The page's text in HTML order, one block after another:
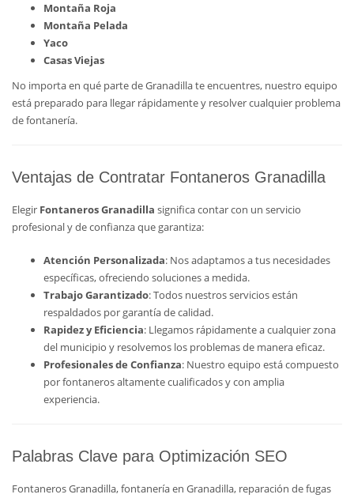
Montaña Roja
Montaña Pelada
Yaco
Casas Viejas
No importa en qué parte de Granadilla te encuentres, nuestro equipo
está preparado para llegar rápidamente y resolver cualquier problema
de fontanería.
Ventajas de Contratar Fontaneros Granadilla
Elegir Fontaneros Granadilla significa contar con un servicio
profesional y de confianza que garantiza:
Atención Personalizada: Nos adaptamos a tus necesidades
específicas, ofreciendo soluciones a medida.
Trabajo Garantizado: Todos nuestros servicios están
respaldados por garantía de calidad.
Rapidez y Eficiencia: Llegamos rápidamente a cualquier zona
del municipio y resolvemos los problemas de manera eficaz.
Profesionales de Confianza: Nuestro equipo está compuesto
por fontaneros altamente cualificados y con amplia
experiencia.
Palabras Clave para Optimización SEO
Fontaneros Granadilla, fontanería en Granadilla, reparación de fugas